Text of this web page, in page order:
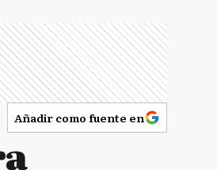
Añadir como fuente en